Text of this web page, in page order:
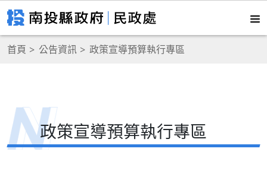
首頁 公告資訊 政策宣導預算執行專區
政策宣導預算執行專區